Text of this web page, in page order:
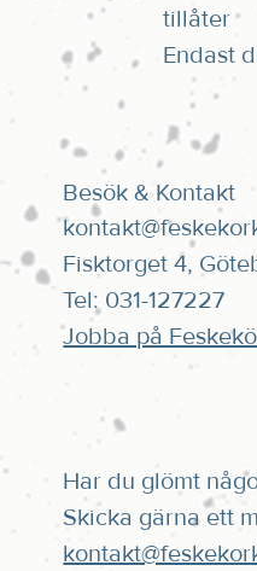
tillåter
Endast
Besök & Kontakt
Fisktorget 4,
Tel: 031-127227
Jobba på
Har du glömt
Skicka gärna ett